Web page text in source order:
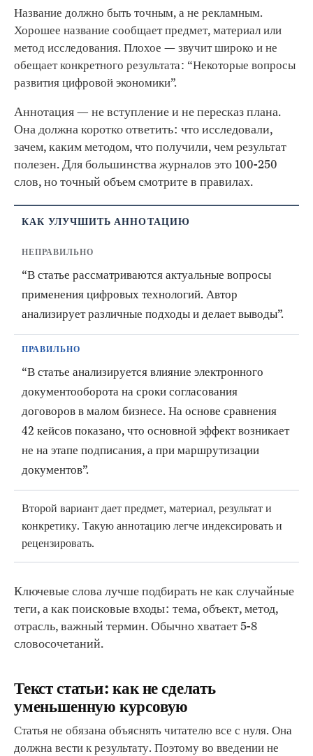
Название должно быть точным, а не рекламным.
Хорошее название сообщает предмет, материал или
метод исследования. Плохое — звучит широко и не
обещает конкретного результата: “Некоторые вопросы
развития цифровой экономики”.
Аннотация — не вступление и не пересказ плана.
Она должна коротко ответить: что исследовали,
зачем, каким методом, что получили, чем результат
полезен. Для большинства журналов это 100-250
слов, но точный объем смотрите в правилах.
КАК УЛУЧШИТЬ АННОТАЦИЮ
НЕПРАВИЛЬНО
“В статье рассматриваются актуальные вопросы
применения цифровых технологий. Автор
анализирует различные подходы и делает выводы”.
ПРАВИЛЬНО
“В статье анализируется влияние электронного
документооборота на сроки согласования
договоров в малом бизнесе. На основе сравнения
42 кейсов показано, что основной эффект возникает
не на этапе подписания, а при маршрутизации
документов”.
Второй вариант дает предмет, материал, результат и
конкретику. Такую аннотацию легче индексировать и
рецензировать.
Ключевые слова лучше подбирать не как случайные
теги, а как поисковые входы: тема, объект, метод,
отрасль, важный термин. Обычно хватает 5-8
словосочетаний.
Текст статьи: как не сделать
уменьшенную курсовую
Статья не обязана объяснять читателю все с нуля. Она
должна вести к результату. Поэтому во введении не